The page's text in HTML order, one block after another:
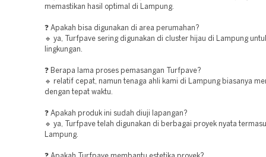
memastikan hasil optimal di Lampung.
❓ Apakah bisa digunakan di area perumahan?
🔹 ya, Turfpave sering digunakan di cluster hijau di Lampung
lingkungan.
❓ Berapa lama proses pemasangan Turfpave?
🔹 relatif cepat, namun tenaga ahli kami di Lampung biasanya
dengan tepat waktu.
❓ Apakah produk ini sudah diuji lapangan?
🔹 ya, Turfpave telah digunakan di berbagai proyek nyata
Lampung.